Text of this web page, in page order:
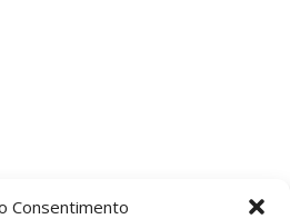
Consentimento